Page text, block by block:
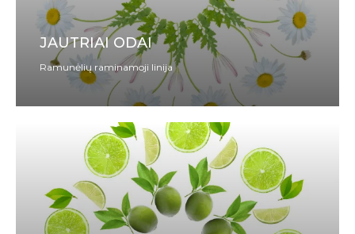
JAUTRIAI ODAI
Ramunėlių raminamoji linija